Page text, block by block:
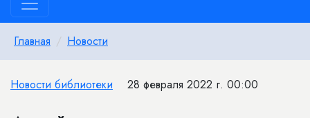
Главная Новости
Новости библиотеки 28 февраля 2022 г. 00:00